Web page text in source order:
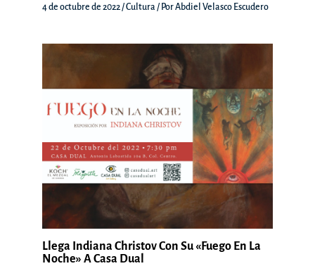
4 de octubre de 2022/Cultura / PorAbdiel Velasco Escudero
Llega Indiana Christov Con Su «Fuego En La
Noche» A Casa Dual